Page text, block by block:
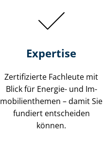
Expertise
Zertifizierte Fachleute mit
Blick für Energie- und Im­
mo­bi­li­en­the­men – damit Sie
fundiert entscheiden
können.